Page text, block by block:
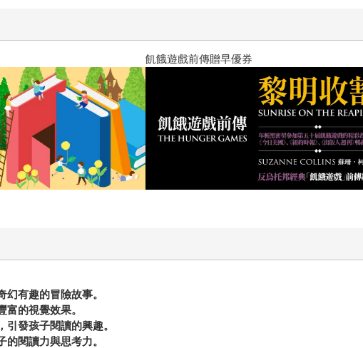
愛嗎？（限量作者親簽版） PUGO噗果聰明書包開學季預購
有趣的冒險故事。
的視覺效果。
發孩子閱讀的興趣。
閱讀力與思考力。